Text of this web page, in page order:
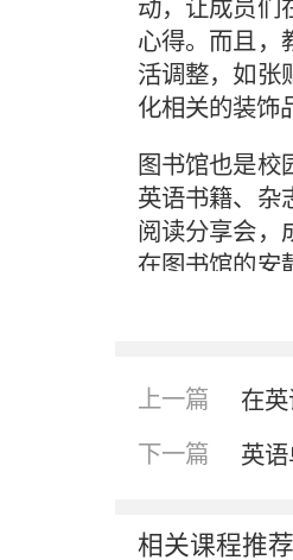
动，让成员们
心得。而且，
活调整，如张
化相关的装饰
图书馆也是校
英语书籍、杂
阅读分享会，
在图书馆的安
图书馆的电
型的英语知
校外场所：拓
上一篇 在
下一篇 英
相关课程推荐